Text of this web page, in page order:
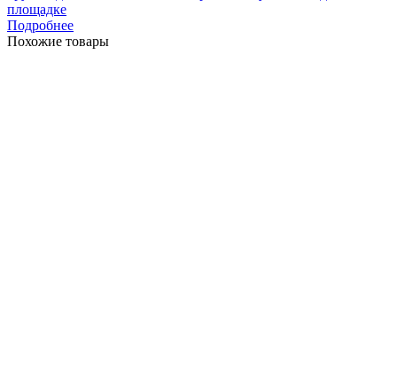
площадке
Подробнее
Похожие товары